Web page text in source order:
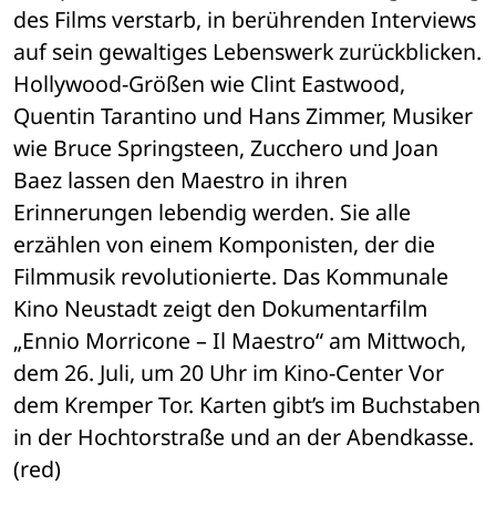
des Films verstarb, in berührenden Interviews
auf sein gewaltiges Lebenswerk zurückblicken.
Hollywood-Größen wie Clint Eastwood,
Quentin Tarantino und Hans Zimmer, Musiker
wie Bruce Springsteen, Zucchero und Joan
Baez lassen den Maestro in ihren
Erinnerungen lebendig werden. Sie alle
erzählen von einem Komponisten, der die
Filmmusik revolutionierte. Das Kommunale
Kino Neustadt zeigt den Dokumentarfilm
„Ennio Morricone – Il Maestro“ am Mittwoch,
dem 26. Juli, um 20 Uhr im Kino-Center Vor
dem Kremper Tor. Karten gibt’s im Buchstaben
in der Hochtorstraße und an der Abendkasse.
(red)